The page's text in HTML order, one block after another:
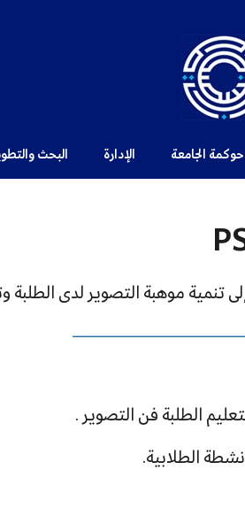
حوكمة الجامعة الإدارة البحث
الطلبة فن التصوير .
الطلابية.